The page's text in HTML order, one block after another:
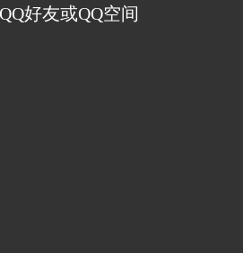
好友或QQ空间